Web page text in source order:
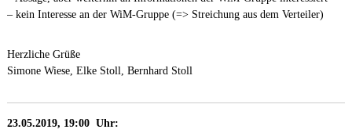
– kein Interesse an der WiM-Gruppe (=> Streichung aus dem Verteiler)
Herzliche Grüße
Simone Wiese, Elke Stoll, Bernhard Stoll
23.05.2019, 19:00 Uhr: